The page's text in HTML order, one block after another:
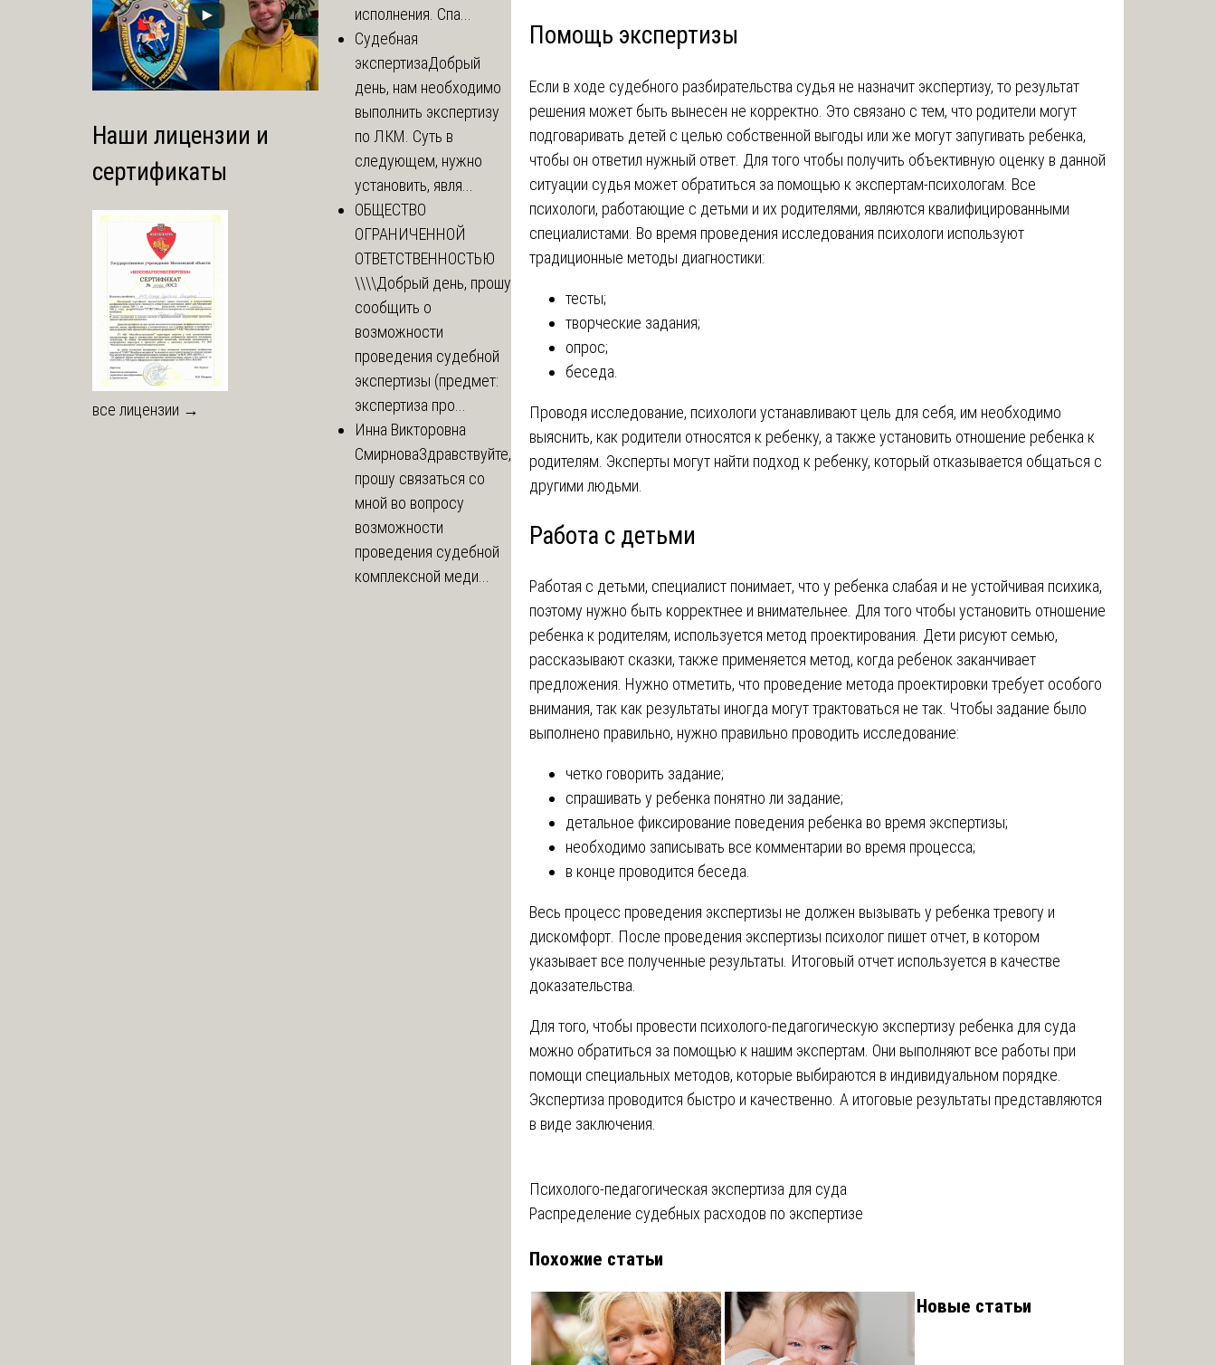
Помощь экспертизы
Если в ходе судебного разбирательства судья не назначит экспертизу, то результат
решения может быть вынесен не корректно. Это связано с тем, что родители могут
подговаривать детей с целью собственной выгоды или же могут запугивать ребенка,
чтобы он ответил нужный ответ. Для того чтобы получить объективную оценку в данной
ситуации судья может обратиться за помощью к экспертам-психологам. Все
психологи, работающие с детьми и их родителями, являются квалифицированными
специалистами. Во время проведения исследования психологи используют
традиционные методы диагностики:
тесты;
творческие задания;
опрос;
беседа.
Проводя исследование, психологи устанавливают цель для себя, им необходимо
выяснить, как родители относятся к ребенку, а также установить отношение ребенка к
родителям. Эксперты могут найти подход к ребенку, который отказывается общаться с
другими людьми.
Работа с детьми
Работая с детьми, специалист понимает, что у ребенка слабая и не устойчивая психика,
поэтому нужно быть корректнее и внимательнее. Для того чтобы установить отношение
ребенка к родителям, используется метод проектирования. Дети рисуют семью,
рассказывают сказки, также применяется метод, когда ребенок заканчивает
предложения. Нужно отметить, что проведение метода проектировки требует особого
внимания, так как результаты иногда могут трактоваться не так. Чтобы задание было
выполнено правильно, нужно правильно проводить исследование:
четко говорить задание;
спрашивать у ребенка понятно ли задание;
детальное фиксирование поведения ребенка во время экспертизы;
необходимо записывать все комментарии во время процесса;
в конце проводится беседа.
Весь процесс проведения экспертизы не должен вызывать у ребенка тревогу и
дискомфорт. После проведения экспертизы психолог пишет отчет, в котором
указывает все полученные результаты. Итоговый отчет используется в качестве
доказательства.
Для того, чтобы провести психолого-педагогическую экспертизу ребенка для суда
можно обратиться за помощью к нашим экспертам. Они выполняют все работы при
помощи специальных методов, которые выбираются в индивидуальном порядке.
Экспертиза проводится быстро и качественно. А итоговые результаты представляются
в виде заключения.
Навигация
записям
Психолого-педагогическая экспертиза для суда
Распределение судебных расходов по экспертизе
Похожие статьи
Новые статьи
Наши лицензии и
сертификаты
все лицензии →
исполнения. Спа...
Судебная
экспертизаДобрый
день, нам необходимо
выполнить экспертизу
по ЛКМ. Суть в
следующем, нужно
установить, явля...
ОБЩЕСТВО
ОГРАНИЧЕННОЙ
ОТВЕТСТВЕННОСТЬЮ
\\\\Добрый день, прошу
сообщить о
возможности
проведения судебной
экспертизы (предмет:
экспертиза про...
Инна Викторовна
СмирноваЗдравствуйте,
прошу связаться со
мной во вопросу
возможности
проведения судебной
комплексной меди...